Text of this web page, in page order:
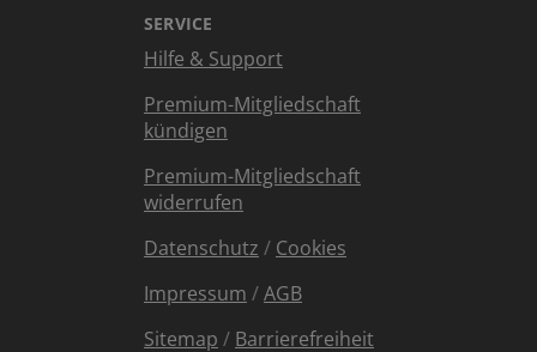
SERVICE
Hilfe & Support
Premium-Mitgliedschaft
kündigen
Premium-Mitgliedschaft
widerrufen
Datenschutz / Cookies
Impressum /AGB
Sitemap / Barrierefreiheit